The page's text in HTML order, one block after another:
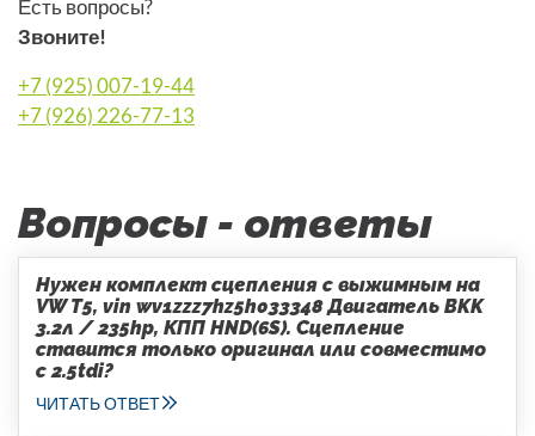
Есть вопросы?
Звоните!
+7 (925) 007-19-44
+7 (926) 226-77-13
Вопросы - ответы
Нужен комплект сцепления с выжимным на
VW T5, vin wv1zzz7hz5h033348 Двигатель BKK
3.2л / 235hp, КПП HND(6S). Сцепление
ставится только оригинал или совместимо
с 2.5tdi?
ЧИТАТЬ ОТВЕТ